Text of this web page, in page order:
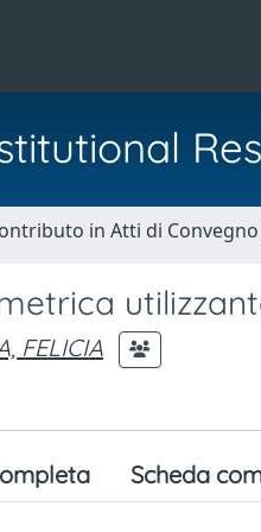
in Atti di
FELICIA
Scheda